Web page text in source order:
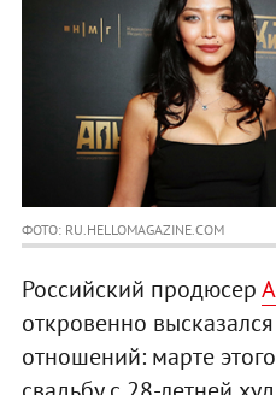
ФОТО: RU.HELLOMAGAZINE.COM
Российский продюсер
откровенно
отношений: марте